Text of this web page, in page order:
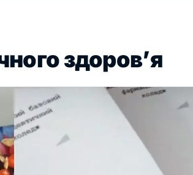
здоров’я